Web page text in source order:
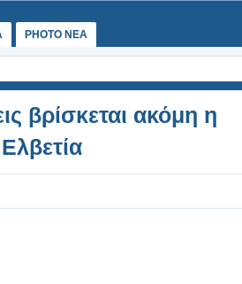
PHOTO NEA
βρίσκεται ακόμη η